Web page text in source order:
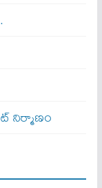
నిర్మాణం